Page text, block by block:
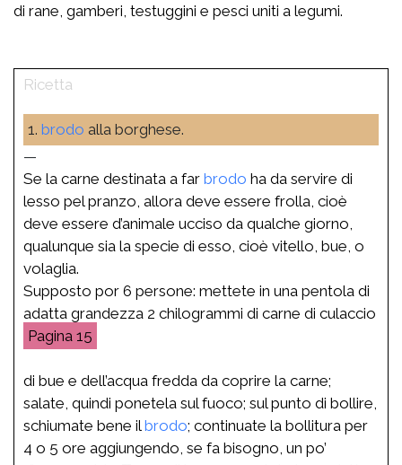
di rane, gamberi, testuggini e pesci uniti a legumi.
1. brodo alla borghese.
—
Se la carne destinata a far brodo ha da servire di
lesso pel pranzo, allora deve essere frolla, cioè
deve essere d’animale ucciso da qualche giorno,
qualunque sia la specie di esso, cioè vitello, bue, o
volaglia.
Supposto por 6 persone: mettete in una pentola di
adatta grandezza 2 chilogrammi di carne di culaccio
15
di bue e dell’acqua fredda da coprire la carne;
salate, quindi ponetela sul fuoco; sul punto di bollire,
schiumate bene ilbrodo; continuate la bollitura per
4 o 5 ore aggiungendo, se fa bisogno, un po’